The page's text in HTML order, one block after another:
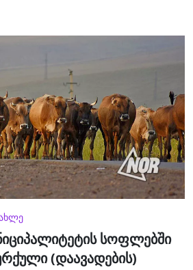
სოფლებში
(დაავადების)